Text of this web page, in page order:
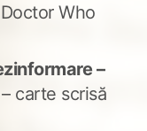
Doctor Who
–
carte scrisă